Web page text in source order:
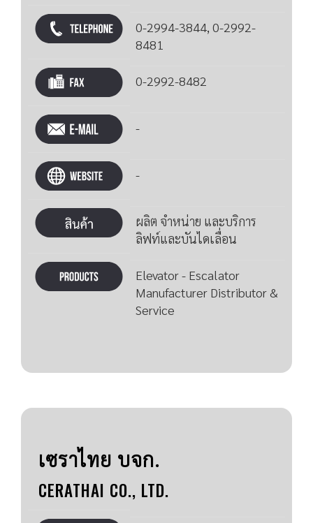
0-2994-3844, 0-2992-
8481
0-2992-8482
-
-
ผลิต จำหน่าย และบริการ
ลิฟท์และบันไดเลื่อน
Elevator - Escalator
Manufacturer Distributor &
Service
เซราไทย บจก.
CERATHAI CO., LTD.